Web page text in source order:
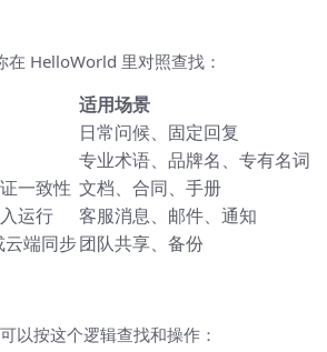
HelloWorld 里对照查找：
适用场景
日常问候、固定回复
专业术语、品牌名、专有名词
一致性 文档、合同、手册
运行
客服消息、邮件、通知
云端同步团队共享、备份
以按这个逻辑查找和操作：